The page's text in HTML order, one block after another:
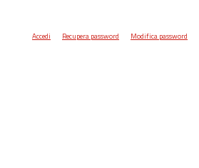
Accedi Recupera password Modifica password